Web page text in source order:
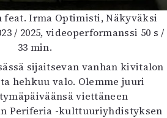
feat. Irma Optimisti, Näkyväksi
/ 2025, videoperformanssi 50 s /
33 min.
sijaitsevan vanhan kivitalon
hehkuu valo. Olemme juuri
viettäneen
Periferia -kulttuuriyhdistyksen